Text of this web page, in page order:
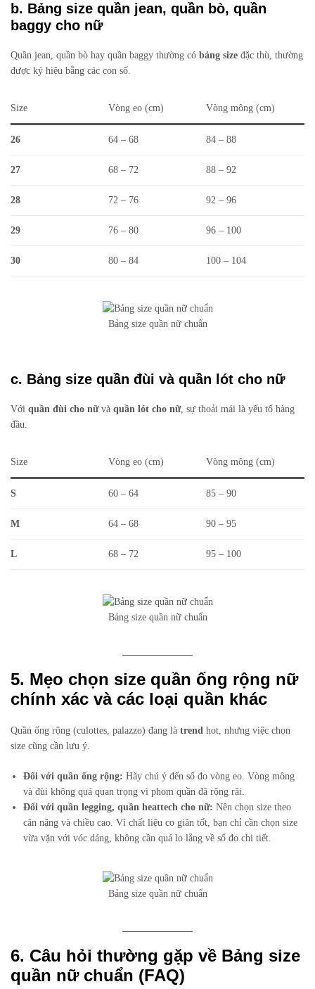
b. Bảng size quần jean, quần bò, quần
baggy cho nữ
Quần jean, quần bò hay quần baggy thường có bảng size đặc thù, thường
được ký hiệu bằng các con số.
Size Vòng eo (cm) Vòng mông (cm)
26 64 – 68 84 – 88
27 68 – 72 88 – 92
28 72 – 76 92 – 96
29 76 – 80 96 – 100
30 80 – 84 100 – 104
Bảng size quần nữ chuẩn
c. Bảng size quần đùi và quần lót cho nữ
Với quần đùi cho nữvà quần lót cho nữ, sự thoải mái là yếu tố hàng
đầu.
Size Vòng eo (cm) Vòng mông (cm)
S 60 – 64 85 – 90
M 64 – 68 90 – 95
L 68 – 72 95 – 100
Bảng size quần nữ chuẩn
5. Mẹo chọn size quần ống rộng nữ
chính xác và các loại quần khác
Quần ống rộng (culottes, palazzo) đang là trend hot, nhưng việc chọn
size cũng cần lưu ý.
Đối với quần ống rộng: Hãy chú ý đến số đo vòng eo. Vòng mông
và đùi không quá quan trọng vì phom quần đã rộng rãi.
Đối với quần legging, quần heattech cho nữ: Nên chọn size theo
cân nặng và chiều cao. Vì chất liệu co giãn tốt, bạn chỉ cần chọn size
vừa vặn với vóc dáng, không cần quá lo lắng về số đo chi tiết.
Bảng size quần nữ chuẩn
6. Câu hỏi thường gặp về Bảng size
quần nữ chuẩn (FAQ)